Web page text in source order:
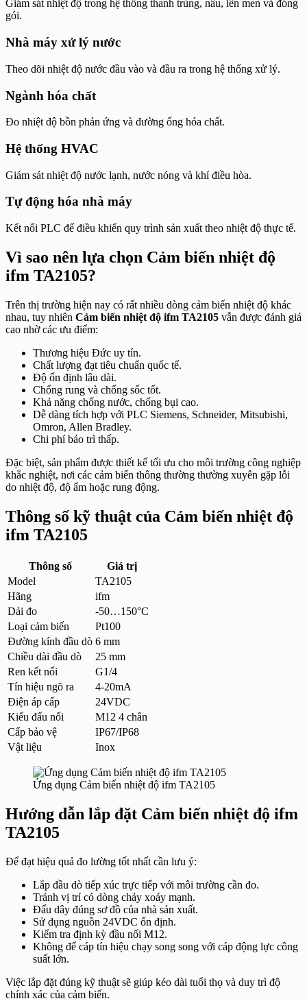
Giám sát nhiệt độ trong hệ thống thanh trùng, nấu, lên men và đóng
gói.
Nhà máy xử lý nước
Theo dõi nhiệt độ nước đầu vào và đầu ra trong hệ thống xử lý.
Ngành hóa chất
Đo nhiệt độ bồn phản ứng và đường ống hóa chất.
Hệ thống HVAC
Giám sát nhiệt độ nước lạnh, nước nóng và khí điều hòa.
Tự động hóa nhà máy
Kết nối PLC để điều khiển quy trình sản xuất theo nhiệt độ thực tế.
Vì sao nên lựa chọn Cảm biến nhiệt độ
ifm TA2105?
Trên thị trường hiện nay có rất nhiều dòng cảm biến nhiệt độ khác
nhau, tuy nhiên Cảm biến nhiệt độ ifm TA2105 vẫn được đánh giá
cao nhờ các ưu điểm:
Thương hiệu Đức uy tín.
Chất lượng đạt tiêu chuẩn quốc tế.
Độ ổn định lâu dài.
Chống rung và chống sốc tốt.
Khả năng chống nước, chống bụi cao.
Dễ dàng tích hợp với PLC Siemens, Schneider, Mitsubishi,
Omron, Allen Bradley.
Chi phí bảo trì thấp.
Đặc biệt, sản phẩm được thiết kế tối ưu cho môi trường công nghiệp
khắc nghiệt, nơi các cảm biến thông thường thường xuyên gặp lỗi
do nhiệt độ, độ ẩm hoặc rung động.
Thông số kỹ thuật của Cảm biến nhiệt độ
ifm TA2105
Thông số
Giá trị
Model
TA2105
Hãng
ifm
Dải đo
-50…150°C
Loại cảm biến
Pt100
Đường kính đầu dò 6 mm
Chiều dài đầu dò
25 mm
Ren kết nối
G1/4
Tín hiệu ngõ ra
4-20mA
Điện áp cấp
24VDC
Kiểu đấu nối
M12 4 chân
Cấp bảo vệ
IP67/IP68
Vật liệu
Inox
Ứng dụng Cảm biến nhiệt độ ifm TA2105
Hướng dẫn lắp đặt Cảm biến nhiệt độ ifm
TA2105
Để đạt hiệu quả đo lường tốt nhất cần lưu ý:
Lắp đầu dò tiếp xúc trực tiếp với môi trường cần đo.
Tránh vị trí có dòng chảy xoáy mạnh.
Đấu dây đúng sơ đồ của nhà sản xuất.
Sử dụng nguồn 24VDC ổn định.
Kiểm tra định kỳ đầu nối M12.
Không để cáp tín hiệu chạy song song với cáp động lực công
suất lớn.
Việc lắp đặt đúng kỹ thuật sẽ giúp kéo dài tuổi thọ và duy trì độ
chính xác của cảm biến.